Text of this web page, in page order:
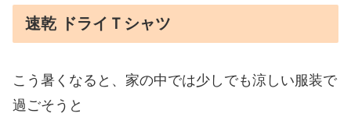
速乾 ドライＴシャツ
こう暑くなると、家の中では少しでも涼しい服装で
過ごそうと